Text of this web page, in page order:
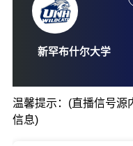
温馨提示：(直播信号源
信息)